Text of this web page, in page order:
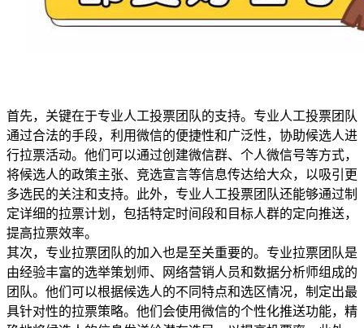
首先，关键在于专业人工投票团队的支持。专业人工投票团队
通过合法的手段，利用微信的便捷性和广泛性，协助候选人进
行拉票活动。他们可以通过创建微信群、个人微信号等方式，
将候选人的政策主张、竞选宣言等信息传达给大众，以吸引更
多选民的关注和支持。此外，专业人工投票团队还能够通过制
定详细的拉票计划，包括特定时间段和目标人群的定向推送，
提高拉票效率。
其次，专业拉票团队的加入也是至关重要的。专业拉票团队是
由经验丰富的选举策划师、网络营销人员和数据分析师组成的
团队。他们可以根据候选人的不同特点和选区情况，制定出最
具针对性的拉票策略。他们会使用微信的个性化推送功能，精